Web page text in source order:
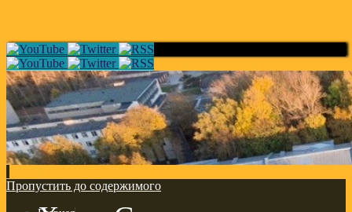
Пропустить до содержимого